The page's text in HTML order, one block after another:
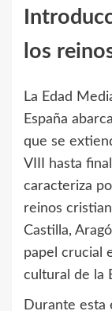
los
La Edad
España
que se
VIII hasta
caracteriza
reinos
Castilla,
papel crucial
cultural de la
Durante esta